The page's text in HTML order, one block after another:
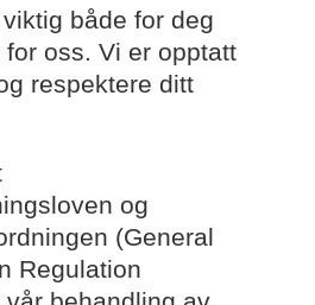
både for deg
oss. Vi er opptatt
respektere ditt
og
(General
Regulation